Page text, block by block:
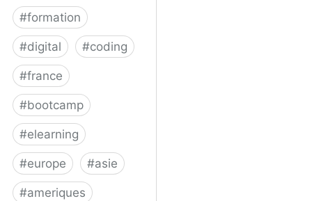
#formation
#digital #coding
#france
#bootcamp
#elearning
#europe #asie
#ameriques